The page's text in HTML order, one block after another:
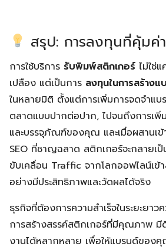
สรุป: การลงทุนที่คุ้มค่า
การใช้บริการ รับพิมพ์สติกเกอร์ ไม่ใช่
เปลือง แต่เป็นการ ลงทุนในการสร้างแ
ในหลายมิติ ตั้งแต่การเพิ่มการจดจำแบ
ตลาดแบบปากต่อปาก, ไปจนถึงการเ
และบรรจุภัณฑ์ของคุณ และเมื่อผสานเ
SEO ที่ชาญฉลาด สติกเกอร์จะกลายเ
ขับเคลื่อน Traffic จากโลกออฟไลน์เข้
อย่างมีประสิทธิภาพและวัดผลได้จริง
ธุรกิจที่ต้องการความสำเร็จในระยะยา
การสร้างสรรค์สติกเกอร์ที่มีคุณภาพ มีดี
งานได้หลากหลาย เพื่อให้แบรนด์ของ